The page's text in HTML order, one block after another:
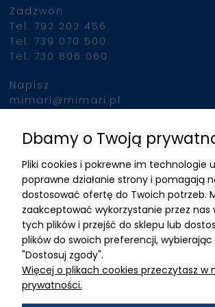
Zadzwoń
Tel. 792 202 456
Tel. 739 070 500
Tel. 730 806 060
Napisz
mimari@mimari.pl
Znajdziesz nas
ADRES
MIMARI sp z o.o.
ul. Kurkowa 12
50-210 Wrocław
Dane rejestracyjne
NIP:8982325327
Dbamy o Twoją
Pliki cookies i pokrewne im technologie
poprawne działanie strony i pomagają
dostosować ofertę do Twoich potrzeb.
zaakceptować wykorzystanie przez nas
tych plików i przejść do sklepu lub
plików do swoich preferencji,
"Dostosuj zgody".
Więcej o plikach cookies przeczytasz w
prywatności.